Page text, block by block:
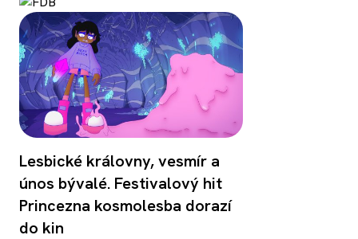
Lesbické královny, vesmír a
únos bývalé. Festivalový hit
Princezna kosmolesba dorazí
do kin